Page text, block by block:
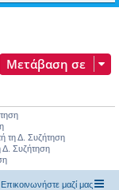
Μετάβαση σε
τη Δ. Συζήτηση
Δ. Συζήτηση
Επικοινωνήστε μαζί μας